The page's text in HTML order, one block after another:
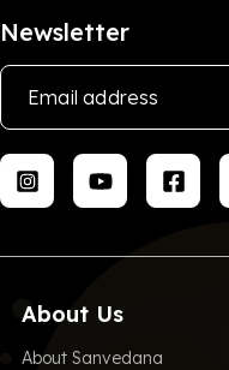
Newsletter
About Us
About Sanvedana